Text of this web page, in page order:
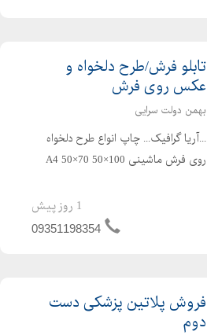
تابلو فرش/طرح دلخواه و
عکس روی فرش
بهمن دولت سرایی
...آریا گرافیک... چاپ انواع طرح دلخواه
روی فرش ماشینی A4 50×70 50×100
تماس باشید میدان قدس-نبش بلوار امام
خمینی-ساختمان یاس-ط منفی1
1 روز پیش
09351198354
فروش پلاتین پزشکی دست
دوم